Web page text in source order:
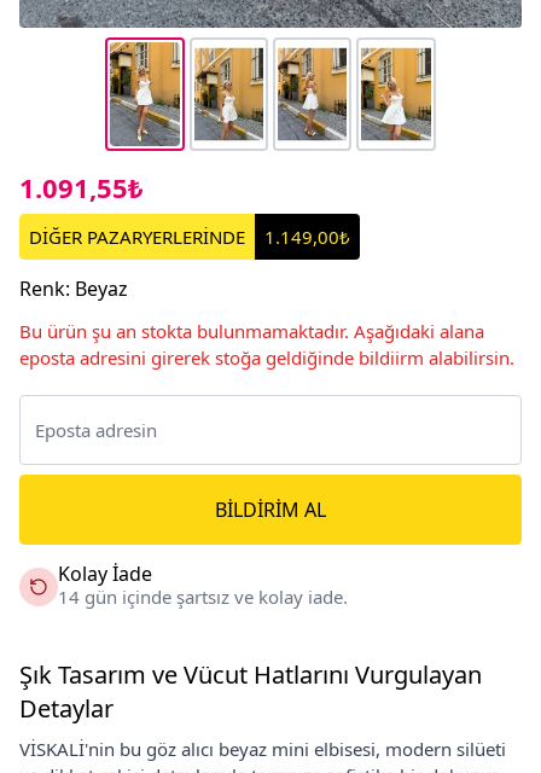
1.091,55₺
DİĞER PAZARYERLERİNDE 1.149,00₺
Renk: Beyaz
Bu ürün şu an stokta bulunmamaktadır. Aşağıdaki alana
eposta adresini girerek stoğa geldiğinde bildiirm alabilirsin.
BILDIRIM AL
Kolay İade
14 gün içinde şartsız ve kolay iade.
Şık Tasarım ve Vücut Hatlarını Vurgulayan
Detaylar
VİSKALİ'nin bu göz alıcı beyaz mini elbisesi, modern silüeti